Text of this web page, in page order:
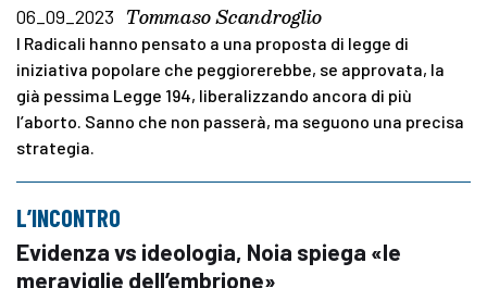
06_09_2023 Tommaso Scandroglio
I Radicali hanno pensato a una proposta di legge di
iniziativa popolare che peggiorerebbe, se approvata, la
già pessima Legge 194, liberalizzando ancora di più
l’aborto. Sanno che non passerà, ma seguono una precisa
strategia.
L’INCONTRO
Evidenza vs ideologia, Noia spiega «le
meraviglie dell’embrione»